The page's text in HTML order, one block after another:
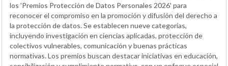
los 'Premios Protección de Datos Personales 2026' para
reconocer el compromiso en la promoción y difusión del derecho a
la protección de datos. Se establecen nueve categorías,
incluyendo investigación en ciencias aplicadas, protección de
colectivos vulnerables, comunicación y buenas prácticas
normativas. Los premios buscan destacar iniciativas en educación,